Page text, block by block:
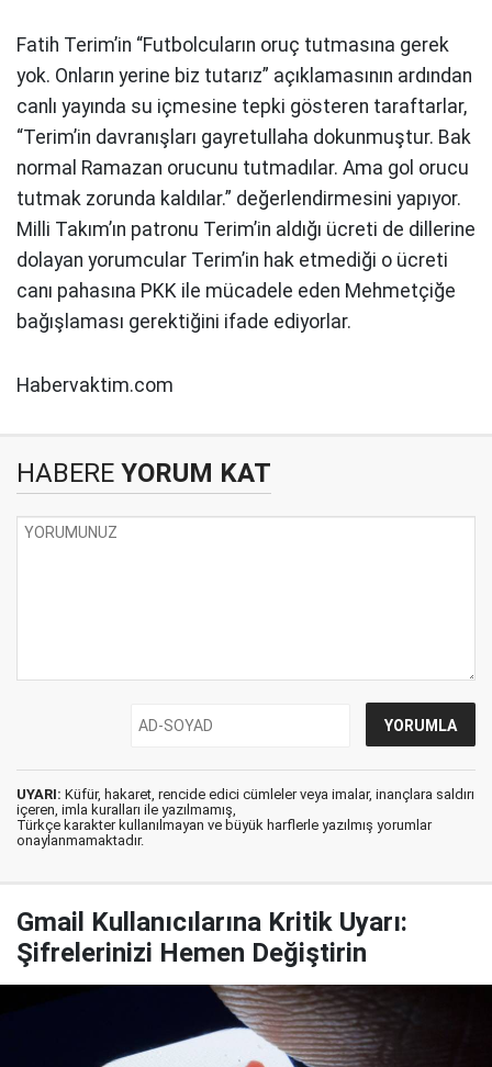
Fatih Terim’in “Futbolcuların oruç tutmasına gerek
yok. Onların yerine biz tutarız” açıklamasının ardından
canlı yayında su içmesine tepki gösteren taraftarlar,
“Terim’in davranışları gayretullaha dokunmuştur. Bak
normal Ramazan orucunu tutmadılar. Ama gol orucu
tutmak zorunda kaldılar.” değerlendirmesini yapıyor.
Milli Takım’ın patronu Terim’in aldığı ücreti de dillerine
dolayan yorumcular Terim’in hak etmediği o ücreti
canı pahasına PKK ile mücadele eden Mehmetçiğe
bağışlaması gerektiğini ifade ediyorlar.
Habervaktim.com
HABERE YORUM KAT
UYARI: Küfür, hakaret, rencide edici cümleler veya imalar, inançlara saldırı
içeren, imla kuralları ile yazılmamış,
Türkçe karakter kullanılmayan ve büyük harflerle yazılmış yorumlar
onaylanmamaktadır.
Gmail Kullanıcılarına Kritik Uyarı:
Şifrelerinizi Hemen Değiştirin